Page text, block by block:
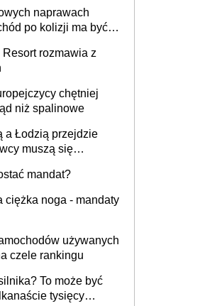
naprawach
po kolizji ma być
rozmawia z
chętniej
niż spalinowe
a Łodzią przejdzie
muszą się
mandat?
ciężka noga - mandaty
używanych
czele rankingu
To może być
tysięcy